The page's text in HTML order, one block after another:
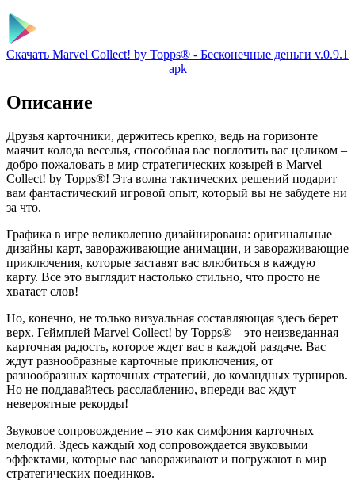
Скачать Marvel Collect! by Topps® - Бесконечные деньги v.0.9.1
apk
Описание
Друзья карточники, держитесь крепко, ведь на горизонте
маячит колода веселья, способная вас поглотить вас целиком –
добро пожаловать в мир стратегических козырей в Marvel
Collect! by Topps®! Эта волна тактических решений подарит
вам фантастический игровой опыт, который вы не забудете ни
за что.
Графика в игре великолепно дизайнирована: оригинальные
дизайны карт, завораживающие анимации, и завораживающие
приключения, которые заставят вас влюбиться в каждую
карту. Все это выглядит настолько стильно, что просто не
хватает слов!
Но, конечно, не только визуальная составляющая здесь берет
верх. Геймплей Marvel Collect! by Topps® – это неизведанная
карточная радость, которое ждет вас в каждой раздаче. Вас
ждут разнообразные карточные приключения, от
разнообразных карточных стратегий, до командных турниров.
Но не поддавайтесь расслаблению, впереди вас ждут
невероятные рекорды!
Звуковое сопровождение – это как симфония карточных
мелодий. Здесь каждый ход сопровождается звуковыми
эффектами, которые вас завораживают и погружают в мир
стратегических поединков.